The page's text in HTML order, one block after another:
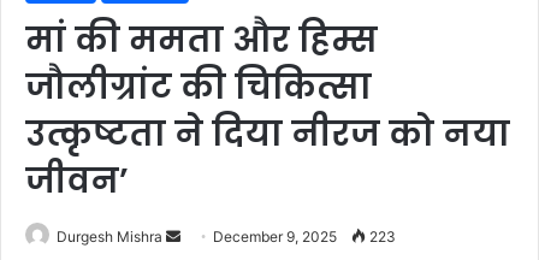
मां की ममता और हिम्स
जौलीग्रांट की चिकित्सा
उत्कृष्टता ने दिया नीरज को नया
जीवन’
Durgesh Mishra
Send December 9, 2025 223